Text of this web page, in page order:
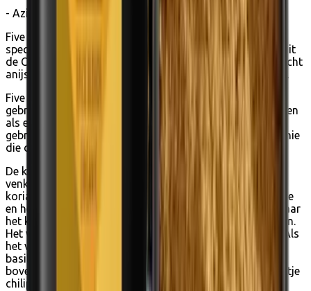
- Aziatisch kruidenmengsel -
Five Spice is een van de meest populaire en klassieke
specerijen in de Aziatische keuken en bevat vijf smaken uit
de Chinese keuken - zoet, zuur, bitter, pittig en zout. De licht
anijssmaak is een hit bij zowel kinderen als volwassenen.
Five Spice is perfect voor eend, waar het kan worden
gebruikt in een marinade die over eend wordt gestreken en
als een rub op eendenborst. Five Spice kan ook worden
gebruikt in gebak, vooral voor de klassieke kerstcharmonie
die de specerij verleent aan bonbons en ander gebak.
De kern van de Five Spice in Mill & Mortar editie is
venkelzaad en anijs, versterkt met kruidnagel, kaneel en
koriander. Je kunt dit mengsel mengen met een beetje olie
en het direct op het vlees smeren voordat je het bakt, maar
het kan zeker nuttig zijn om het een paar uur te marineren.
Het vlees kan worden gegrild of geroosterd in een wok. Als
het vlees gaar is, breng je met een snufje vers gehakte
basilicum of terragon alle smaken van je gerecht naar
boven. Een komkommersalade met koriander en een beetje
chilipeper past perfect bij Five Spice gemarineerd vlees.